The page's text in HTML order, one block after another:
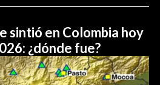
sintió en Colombia hoy
¿dónde fue?